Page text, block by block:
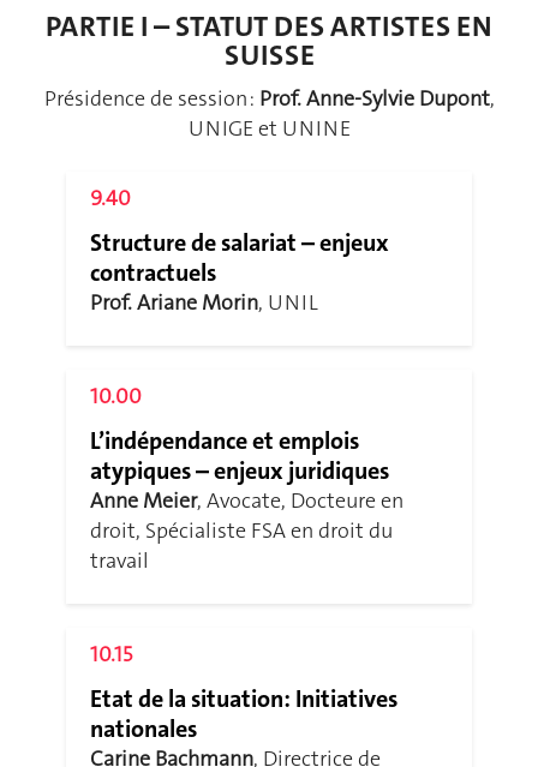
PARTIE I – STATUT DES ARTISTES EN
SUISSE
Présidence de session : Prof. Anne-Sylvie Dupont,
UNIGE et UNINE
9.40
Structure de salariat – enjeux
contractuels
Prof. Ariane Morin, UNIL
10.00
L’indépendance et emplois
atypiques – enjeux juridiques
Anne Meier, Avocate, Docteure en
droit, Spécialiste FSA en droit du
travail
10.15
Etat de la situation: Initiatives
nationales
Carine Bachmann, Directrice de